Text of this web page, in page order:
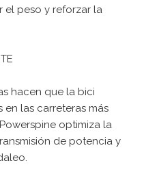
el peso y reforzar la
hacen que la bici
las carreteras más
optimiza la
de potencia y